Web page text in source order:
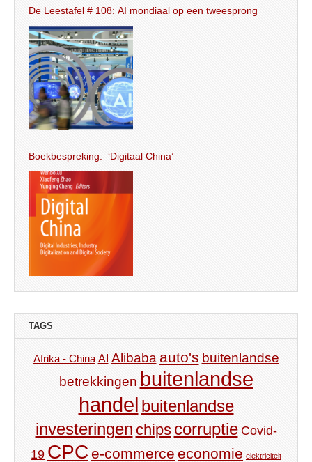
De Leestafel # 108: AI mondiaal op een tweesprong
Boekbespreking: ‘Digitaal China’
TAGS
Afrika - China AI Alibaba auto's buitenlandse
betrekkingen buitenlandse
handel buitenlandse
investeringen chips corruptie Covid-
19 CPC e-commerce economie elektriciteit